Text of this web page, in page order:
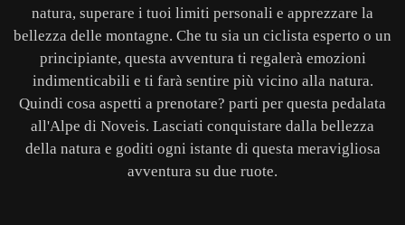
natura, superare i tuoi limiti personali e apprezzare la
bellezza delle montagne. Che tu sia un ciclista esperto o un
principiante, questa avventura ti regalerà emozioni
indimenticabili e ti farà sentire più vicino alla natura.
Quindi cosa aspetti a prenotare? parti per questa pedalata
all'Alpe di Noveis. Lasciati conquistare dalla bellezza
della natura e goditi ogni istante di questa meravigliosa
avventura su due ruote.